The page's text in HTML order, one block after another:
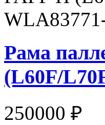
Рама
(L60F/
250000 ₽